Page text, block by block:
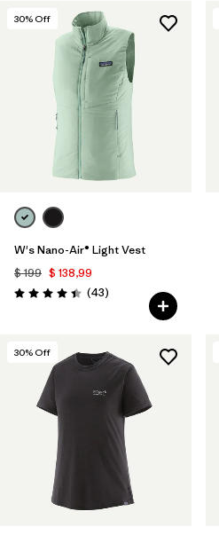
30% Off
W's Nano-Air® Light Vest
$ 199 $ 138,99
Valoración: 4.4 / 5
(43Comentarios
)
30% Off